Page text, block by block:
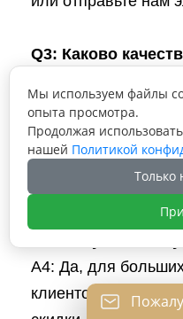
Q3: Каково
производственное и
оборудование.
100% проверен
качества перед
A4: Да, для
клиентов мы
Мы используем файлы
опыта просмотра.
Продолжая
нашей Политикой
Только